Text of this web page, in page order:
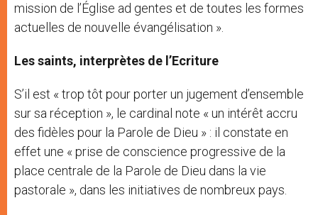
mission de l’Église ad gentes et de toutes les formes
actuelles de nouvelle évangélisation ».
Les saints, interprètes de l’Ecriture
S’il est « trop tôt pour porter un jugement d’ensemble
sur sa réception », le cardinal note « un intérêt accru
des fidèles pour la Parole de Dieu » : il constate en
effet une « prise de conscience progressive de la
place centrale de la Parole de Dieu dans la vie
pastorale », dans les initiatives de nombreux pays.